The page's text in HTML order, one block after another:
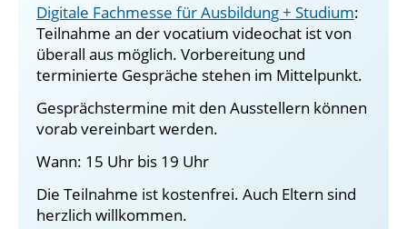
Digitale Fachmesse für Ausbildung + Studium:
Teilnahme an der vocatium videochat ist von
überall aus möglich. Vorbereitung und
terminierte Gespräche stehen im Mittelpunkt.
Gesprächstermine mit den Ausstellern können
vorab vereinbart werden.
Wann: 15 Uhr bis 19 Uhr
Die Teilnahme ist kostenfrei. Auch Eltern sind
herzlich willkommen.